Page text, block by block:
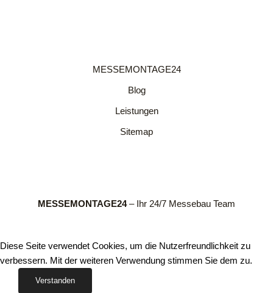
MESSEMONTAGE24
Blog
Leistungen
Sitemap
MESSEMONTAGE24– Ihr 24/7 Messebau Team
Diese Seite verwendet Cookies, um die Nutzerfreundlichkeit zu
verbessern. Mit der weiteren Verwendung stimmen Sie dem zu.
Verstanden